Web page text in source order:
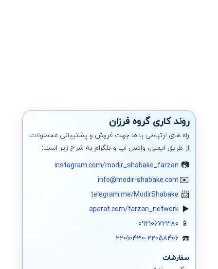
روند کاری گروه فرزان
راه های ارتباطی با ما جهت فروش و پشتیبانی محصولات
از طریق ایمیل، واتس اپ و تلگرام به شرح زیر است:
instagram.com/modir_shabake_farzan
info@modir-shabake.com
telegram.me/ModirShabake
aparat.com/farzan_network
09210672380
22010430-22058406
سفارشات